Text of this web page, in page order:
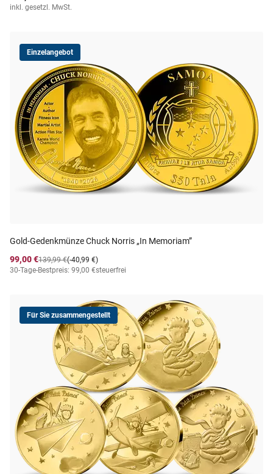
inkl. gesetzl. MwSt.
Einzelangebot
Gold-Gedenkmünze Chuck Norris „In Memoriam”
99,00 €
(-40,99 €)
139,99 €
30-Tage-Bestpreis: 99,00 €steuerfrei
Für Sie zusammengestellt